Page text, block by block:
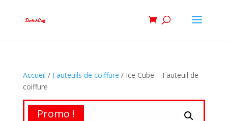
Accueil / Fauteuils de coiffure / Ice Cube – Fauteuil de
coiffure
Promo !